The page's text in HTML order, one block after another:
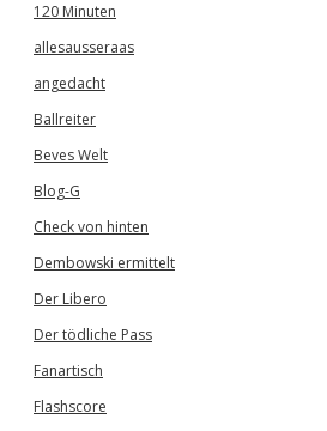
120 Minuten
allesausseraas
angedacht
Ballreiter
Beves Welt
Blog-G
Check von hinten
Dembowski ermittelt
Der Libero
Der tödliche Pass
Fanartisch
Flashscore